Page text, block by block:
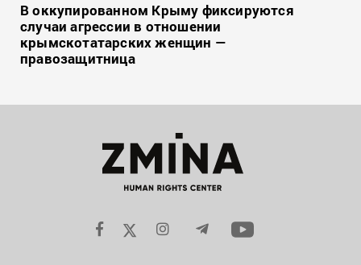
В оккупированном Крыму фиксируются
случаи агрессии в отношении
крымскотатарских женщин —
правозащитница